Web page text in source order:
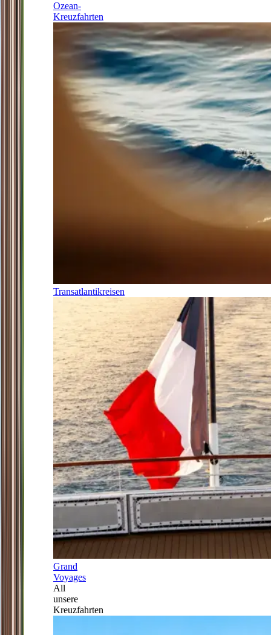
Ozean-
Kreuzfahrten
Transatlantikreisen
Grand
Voyages
All
unsere
Kreuzfahrten